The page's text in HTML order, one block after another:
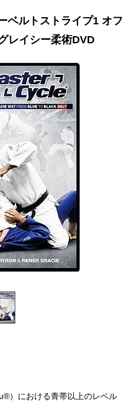
ベルトストライプ1 オフ
レイシー柔術DVD
）における青帯以上のレベル